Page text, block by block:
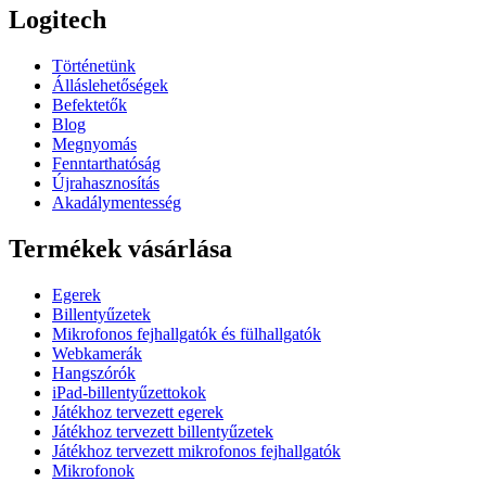
Logitech
Történetünk
Álláslehetőségek
Befektetők
Blog
Megnyomás
Fenntarthatóság
Újrahasznosítás
Akadálymentesség
Termékek vásárlása
Egerek
Billentyűzetek
Mikrofonos fejhallgatók és fülhallgatók
Webkamerák
Hangszórók
iPad-billentyűzettokok
Játékhoz tervezett egerek
Játékhoz tervezett billentyűzetek
Játékhoz tervezett mikrofonos fejhallgatók
Mikrofonok